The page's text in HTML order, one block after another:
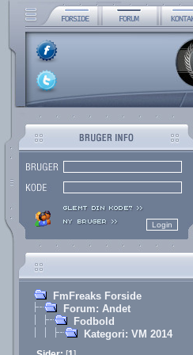
FmFreaks Forside
Forum: Andet
Fodbold
Kategori: VM 2014